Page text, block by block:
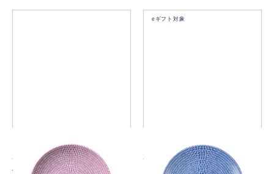
24hアベック プレート 20cm
パープル
eギフト対象
24hアベック プレート 20cm
ブルー